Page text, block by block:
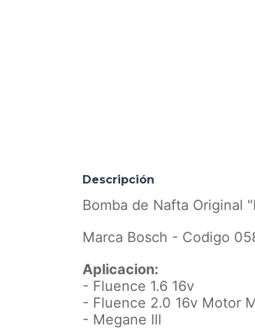
Descripción
Bomba de Nafta Original
Marca Bosch - Codigo
Aplicacion:
- Fluence 1.6 16v
- Fluence 2.0 16v Motor
- Megane III